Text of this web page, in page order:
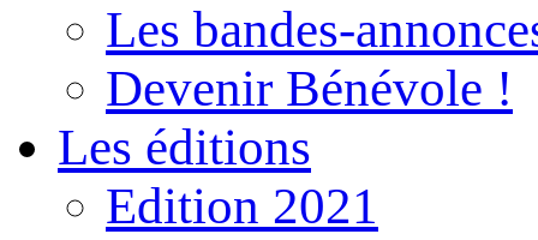
Les bandes-
Devenir Bénévole !
Les éditions
Edition 2021